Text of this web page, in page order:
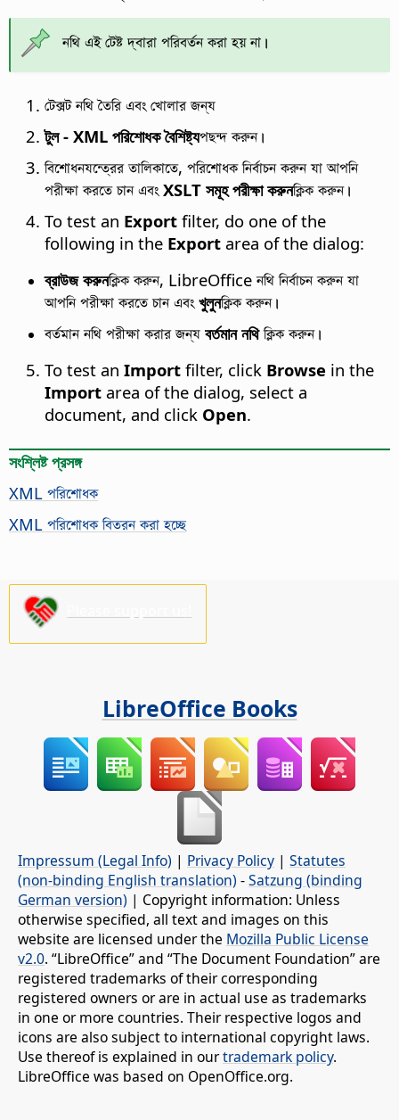
নথি এই টেষ্ট দ্বারা পরিবর্তন করা হয় না।
টেক্সট নথি তৈরি এবং খোলার জন্য
টুল - XML পরিশোধক বৈশিষ্ট্যপছন্দ করুন।
বিশোধনযন্ত্রের তালিকাতে, পরিশোধক নির্বাচন করুন যা আপনি
পরীক্ষা করতে চান এবংXSLT সমূহ পরীক্ষা করুনক্লিক করুন।
To test an Export filter, do one of the
following in the Export area of the dialog:
ব্রাউজ করুনক্লিক করুন, LibreOffice নথি নির্বাচন করুন যা
আপনি পরীক্ষা করতে চান এবংখুলুনক্লিক করুন।
বর্তমান নথি পরীক্ষা করার জন্য বর্তমান নথিক্লিক করুন।
To test an Import filter, click Browse in the
Import area of the dialog, select a
document, and click Open.
সংশ্লিষ্ট প্রসঙ্গ
XML পরিশোধক
XML পরিশোধক বিতরন করা হচ্ছে
LibreOffice Books
Impressum (Legal Info) | Privacy Policy | Statutes
(non-binding English translation) -Satzung (binding
German version) | Copyright information: Unless
otherwise specified, all text and images on this
website are licensed under the Mozilla Public License
v2.0. “LibreOffice” and “The Document Foundation” are
registered trademarks of their corresponding
registered owners or are in actual use as trademarks
in one or more countries. Their respective logos and
icons are also subject to international copyright laws.
Use thereof is explained in ourtrademark policy.
LibreOffice was based on OpenOffice.org.